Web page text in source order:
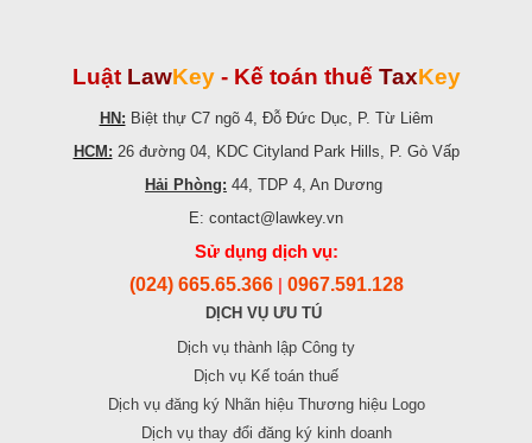
Luật LawKey - Kế toán thuế TaxKey
HN: Biệt thự C7 ngõ 4, Đỗ Đức Dục, P. Từ Liêm
HCM: 26 đường 04, KDC Cityland Park Hills, P. Gò Vấp
Hải Phòng: 44, TDP 4, An Dương
E: contact@lawkey.vn
Sử dụng dịch vụ:
(024) 665.65.366 | 0967.591.128
DỊCH VỤ ƯU TÚ
Dịch vụ thành lập Công ty
Dịch vụ Kế toán thuế
Dịch vụ đăng ký Nhãn hiệu Thương hiệu Logo
Dịch vụ thay đổi đăng ký kinh doanh